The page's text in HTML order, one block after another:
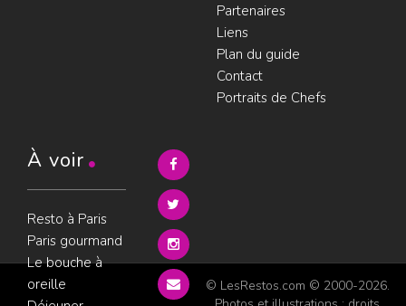
Partenaires
Liens
Plan du guide
Contact
Portraits de Chefs
À voir
Resto à Paris
Paris gourmand
Le bouche à
oreille
© LesRestos.com © 2000-2026.